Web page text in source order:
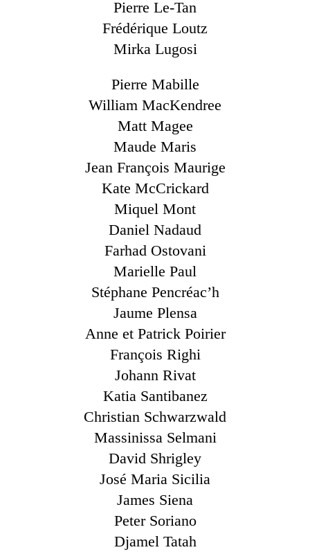
Pierre Le-Tan
Frédérique Loutz
Mirka Lugosi
Pierre Mabille
William MacKendree
Matt Magee
Maude Maris
Jean François Maurige
Kate McCrickard
Miquel Mont
Daniel Nadaud
Farhad Ostovani
Marielle Paul
Stéphane Pencréac’h
Jaume Plensa
Anne et Patrick Poirier
François Righi
Johann Rivat
Katia Santibanez
Christian Schwarzwald
Massinissa Selmani
David Shrigley
José Maria Sicilia
James Siena
Peter Soriano
Djamel Tatah